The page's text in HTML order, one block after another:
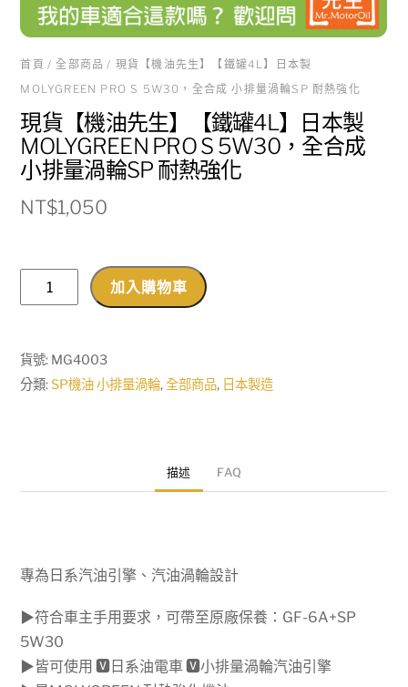
首頁 /全部商品 / 現貨【機油先生】【鐵罐4L】日本製
MOLYGREEN PRO S 5W30，全合成 小排量渦輪SP 耐熱強化
現貨【機油先生】【鐵罐4L】日本製
MOLYGREEN PRO S 5W30，全合成
小排量渦輪SP 耐熱強化
NT$1,050
貨
油
先
MOLYGREEN
S
5W30，
全
加入購物車
貨號: MG4003
分類:SP機油 小排量渦輪,全部商品, 日本製造
描述 FAQ
專為日系汽油引擎、汽油渦輪設計
▶符合車主手用要求，可帶至原廠保養：GF-6A+SP
5W30
▶皆可使用 🆅日系油電車 🆅小排量渦輪汽油引擎